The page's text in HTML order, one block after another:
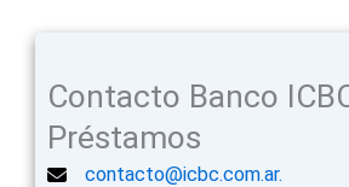
Contacto Banco
Préstamos
contacto@icbc.com.ar.